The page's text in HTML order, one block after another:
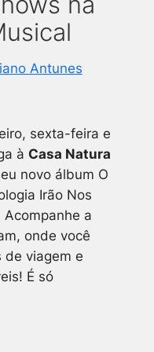
Antunes
sexta-feira e
à Casa Natura
novo álbum O
Irão Nos
Acompanhe a
onde você
de viagem e
É só